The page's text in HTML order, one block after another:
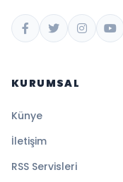
KURUMSAL
Künye
İletişim
RSS Servisleri